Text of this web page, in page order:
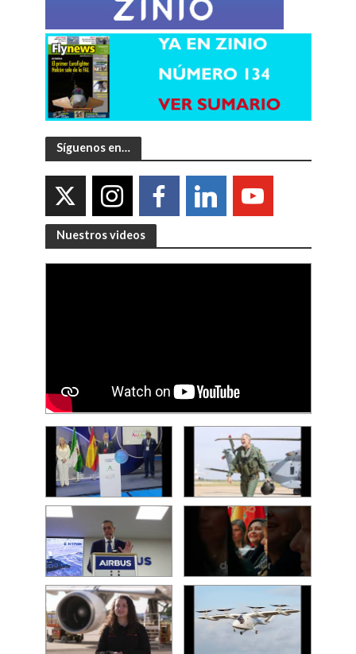
Síguenos en…
Nuestros videos